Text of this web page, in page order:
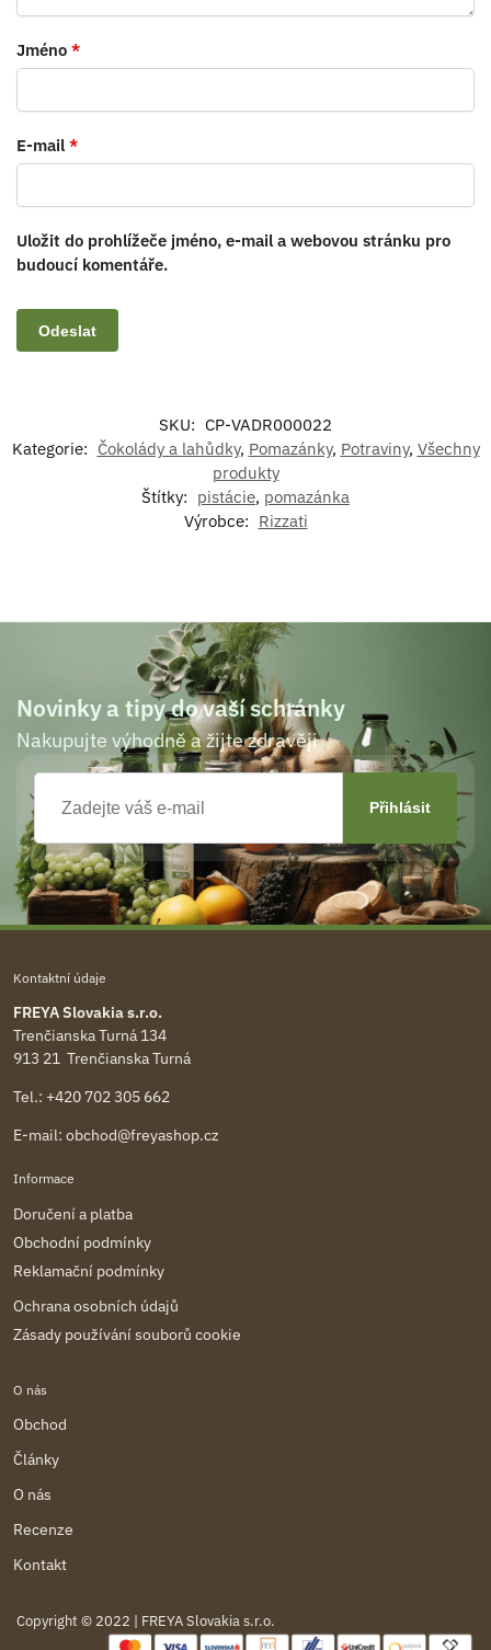
Jméno *
E-mail *
Uložit do prohlížeče jméno, e-mail a webovou stránku pro
budoucí komentáře.
SKU: CP-VADR000022
Kategorie: Čokolády a lahůdky, Pomazánky, Potraviny, Všechny
produkty
Štítky: pistácie, pomazánka
Výrobce: Rizzati
Novinky a tipy do vaší schránky
Nakupujte výhodně a žijte zdravěji
Kontaktní údaje
FREYA Slovakia s.r.o.
Trenčianska Turná 134
913 21 Trenčianska Turná
Tel.: +420 702 305 662
E-mail: obchod@freyashop.cz
Informace
Doručení a platba
Obchodní podmínky
Reklamační podmínky
Ochrana osobních údajů
Zásady používání souborů cookie
O nás
Obchod
Články
O nás
Recenze
Kontakt
Copyright © 2022 | FREYA Slovakia s.r.o.